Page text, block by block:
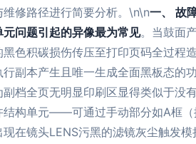
修路径进行简要分析。\n\n一、 故
问题引起的异像最为常见。当鼓面
黑色积碳损伤传压至打印页码全过程
副本产生且唯一生成全面黑板态的
档全页无明显印刷区显得类似于没
结构单元——可通过手动部分如A框
在镜头LENS污黑的滤镜灰尘触发